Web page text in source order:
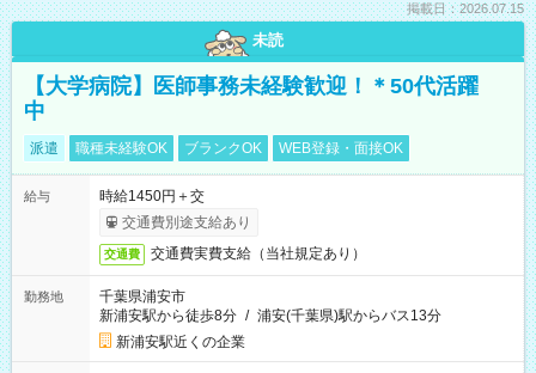
掲載日：2026.07.15
未読
【大学病院】医師事務未経験歓迎！＊50代活躍
中
派遣 職種未経験OK ブランクOK WEB登録・面接OK
給与
時給1450円＋交
交通費別途支給あり
交通費 交通費実費支給（当社規定あり）
勤務地
千葉県浦安市
新浦安駅から徒歩8分 / 浦安(千葉県)駅からバス13分
新浦安駅近くの企業